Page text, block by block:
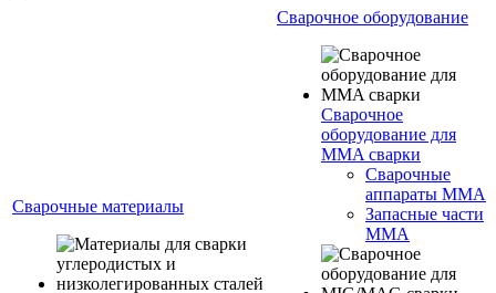
Сварочные материалы
Сварочное оборудование
Сварочное
оборудование для
MMA сварки
Сварочные
аппараты MMA
Запасные части
MMA